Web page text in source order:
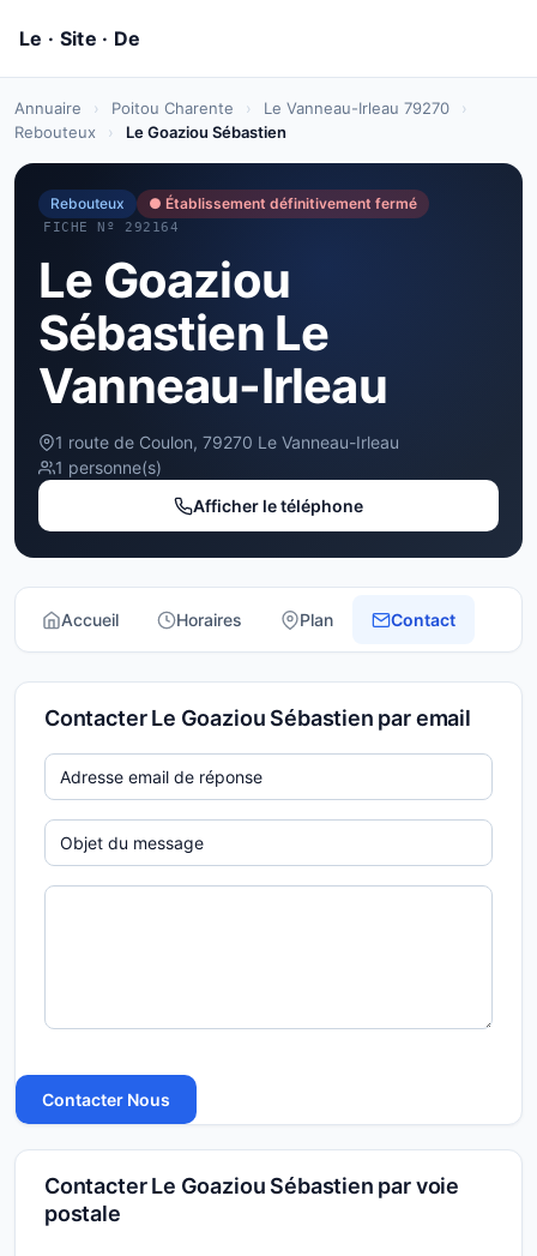
Annuaire › Poitou Charente › Le Vanneau-Irleau 79270
›
Rebouteux
› Le Goaziou Sébastien
Rebouteux ● Établissement définitivement fermé
FICHE Nº 292164
Le Goaziou
Sébastien Le
Vanneau-Irleau
1 route de Coulon, 79270 Le Vanneau-Irleau
1 personne(s)
Afficher le téléphone
Accueil Horaires Plan Contact
Contacter Le Goaziou Sébastien par email
Contacter Le Goaziou Sébastien par voie
postale